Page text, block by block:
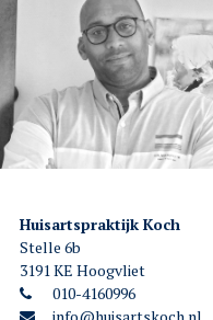
Huisartspraktijk Koch
Stelle 6b
3191 KE Hoogvliet
010-4160996